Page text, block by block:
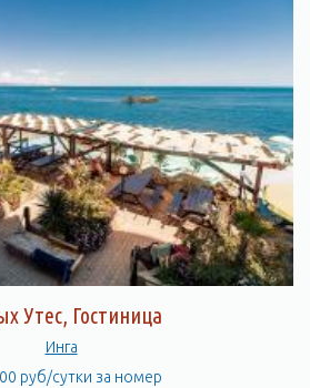
Утес, Гостиница
Инга
руб/сутки за номер